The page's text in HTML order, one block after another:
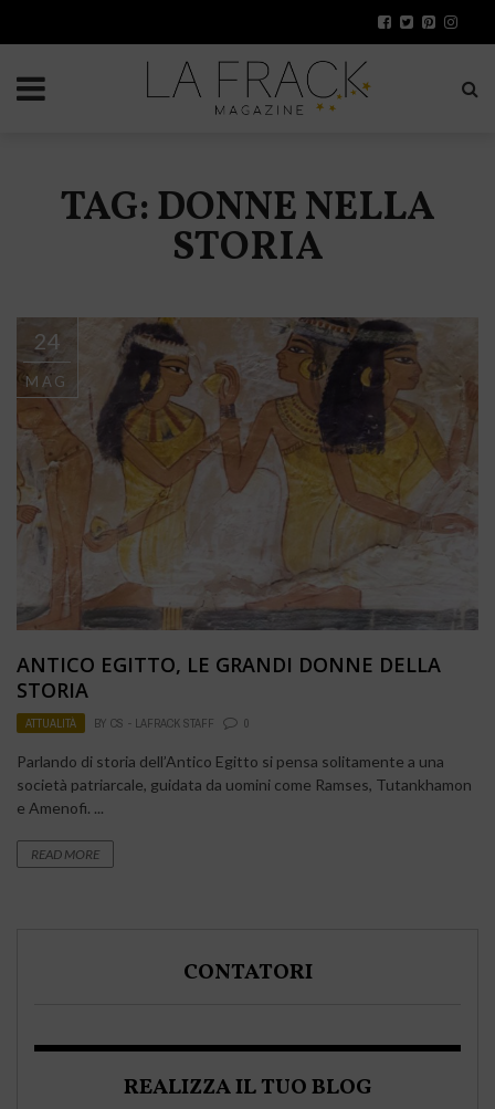
TAG: DONNE NELLA
STORIA
24
MAG
ANTICO EGITTO, LE GRANDI DONNE DELLA
STORIA
ATTUALITÀ BY CS - LAFRACK STAFF 0
Parlando di storia dell’Antico Egitto si pensa solitamente a una
società patriarcale, guidata da uomini come Ramses, Tutankhamon
e Amenofi. ...
READ MORE
CONTATORI
REALIZZA IL TUO BLOG